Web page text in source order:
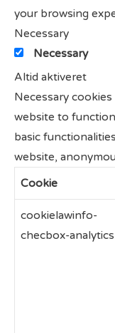
your browsing
Necessary
Necessary
Altid aktiveret
Necessary
website to
basic
website,
Cookie
cookielawinfo-
checbox-analytics